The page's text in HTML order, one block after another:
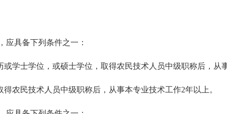
应具备下列条件之一：
或学士学位，或硕士学位，取得农民技术人员中级职称后，从
得农民技术人员中级职称后，从事本专业技术工作2年以上。